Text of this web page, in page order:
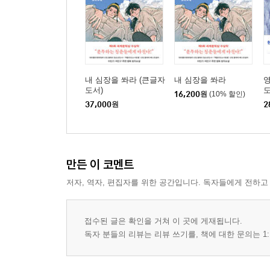
내 심장을 쏴라 (큰글자
도서)
37,000원
내 심장을 쏴라
16,200원 (10% 할인)
만든 이 코멘트
저자, 역자, 편집자를 위한 공간입니다. 독자들에게 전하
접수된 글은 확인을 거쳐 이 곳에 게재됩니다.
독자 분들의 리뷰는 리뷰 쓰기를, 책에 대한 문의는